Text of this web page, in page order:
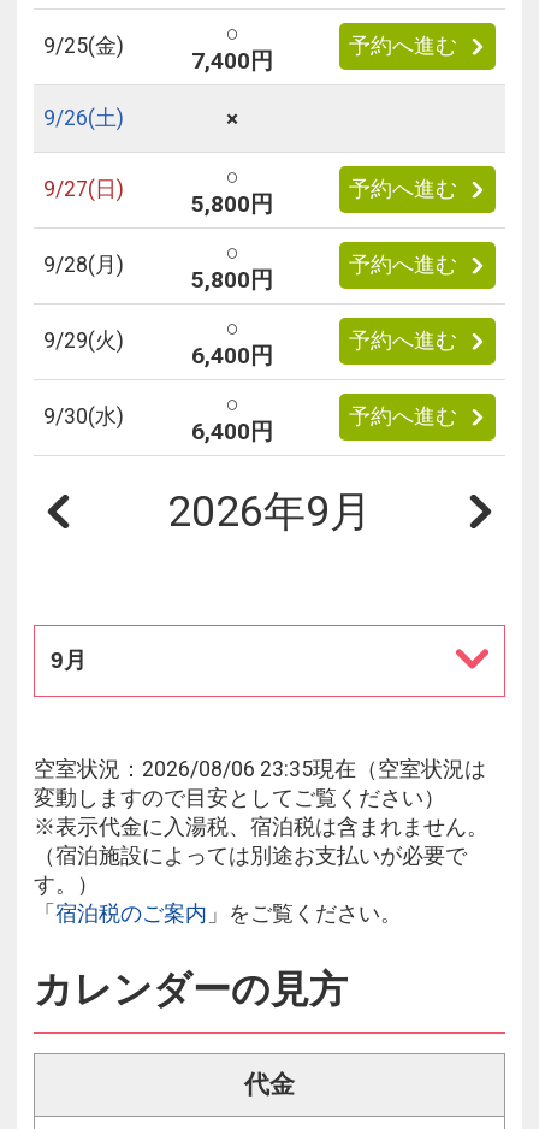
9/25(金)
○
7,400円
予約へ進む
9/26(土) ×
9/27(日)
○
5,800円
予約へ進む
9/28(月)
○
5,800円
予約へ進む
9/29(火)
○
6,400円
予約へ進む
9/30(水)
○
6,400円
予約へ進む
2026年9月
9月
空室状況：2026/08/06 23:35現在（空室状況は
変動しますので目安としてご覧ください）
※表示代金に入湯税、宿泊税は含まれません。
（宿泊施設によっては別途お支払いが必要で
す。）
「 宿泊税のご案内 」をご覧ください。
カレンダーの見方
代金